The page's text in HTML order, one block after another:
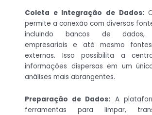
Coleta e Integração de Dados:
permite a conexão com diversas
incluindo bancos de dados,
empresariais e até mesmo
externas. Isso possibilita a
informações dispersas em um
análises mais abrangentes.
Preparação de Dados: A
ferramentas para limpar,